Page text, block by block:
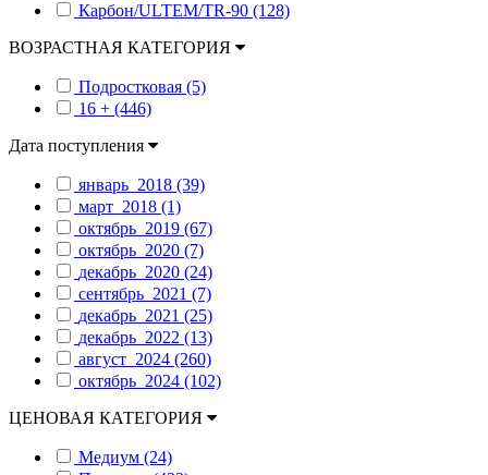
Карбон/ULTEM/TR-90 (128)
ВОЗРАСТНАЯ КАТЕГОРИЯ
Подростковая (5)
16 + (446)
Дата поступления
январь_2018 (39)
март_2018 (1)
октябрь_2019 (67)
октябрь_2020 (7)
декабрь_2020 (24)
сентябрь_2021 (7)
декабрь_2021 (25)
декабрь_2022 (13)
август_2024 (260)
октябрь_2024 (102)
ЦЕНОВАЯ КАТЕГОРИЯ
Медиум (24)